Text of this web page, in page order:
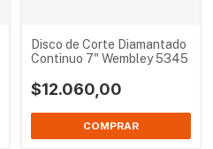
Disco de Corte Diamantado
Continuo 7" Wembley 5345
$12.060,00